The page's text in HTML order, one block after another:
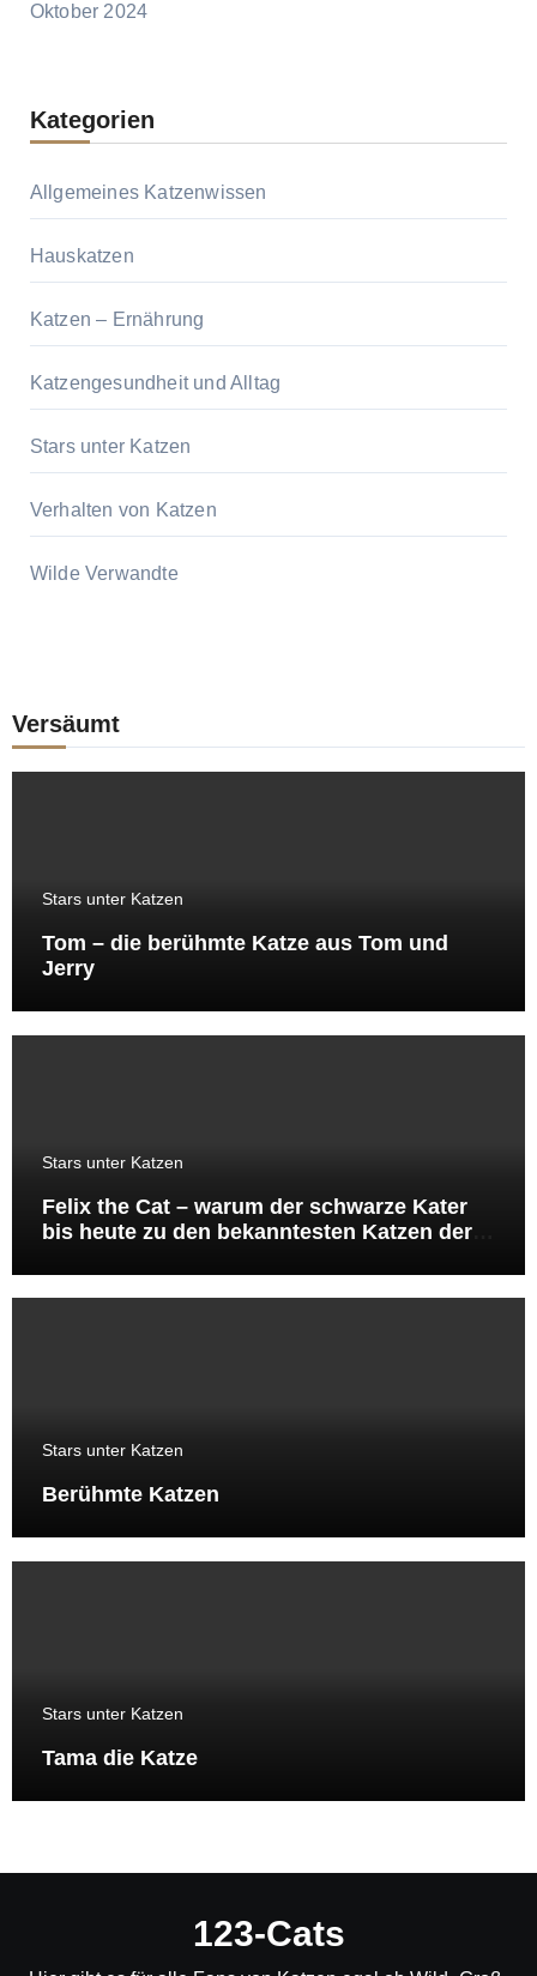
Oktober 2024
Kategorien
Allgemeines Katzenwissen
Hauskatzen
Katzen – Ernährung
Katzengesundheit und Alltag
Stars unter Katzen
Verhalten von Katzen
Wilde Verwandte
Versäumt
Stars unter Katzen
Tom – die berühmte Katze aus Tom und
Jerry
Stars unter Katzen
Felix the Cat – warum der schwarze Kater
bis heute zu den bekanntesten Katzen der
Stars unter Katzen
Berühmte Katzen
Stars unter Katzen
Tama die Katze
123-Cats